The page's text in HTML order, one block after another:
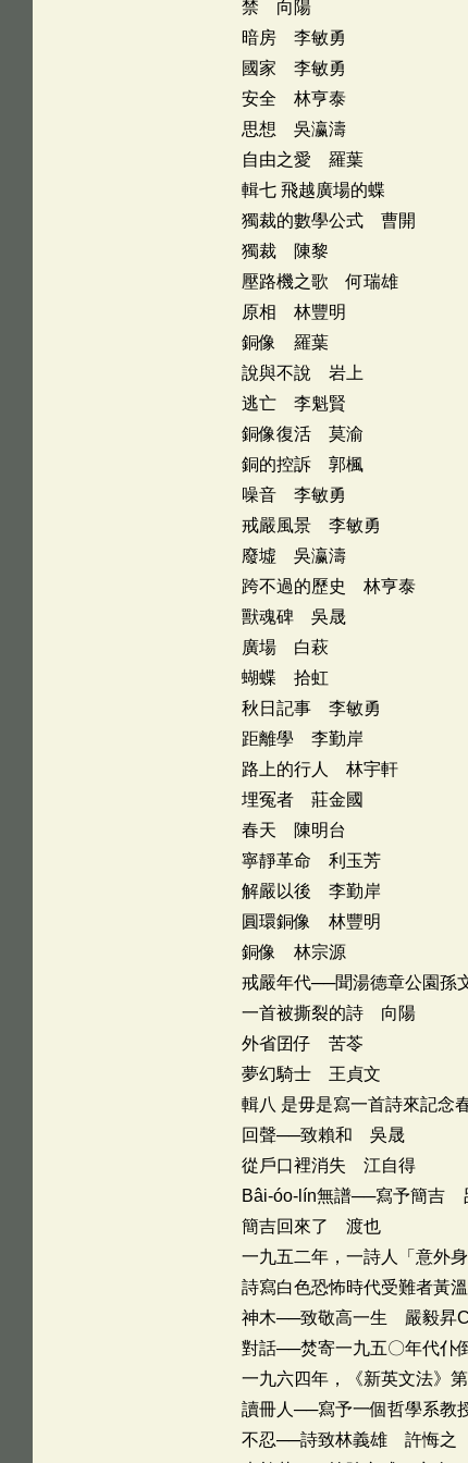
禁 向陽
暗房 李敏勇
國家 李敏勇
安全 林亨泰
思想 吳瀛濤
自由之愛 羅葉
輯七 飛越廣場的蝶
獨裁的數學公式 曹開
獨裁 陳黎
壓路機之歌 何瑞雄
原相 林豐明
銅像 羅葉
說與不說 岩上
逃亡 李魁賢
銅像復活 莫渝
銅的控訴 郭楓
噪音 李敏勇
戒嚴風景 李敏勇
廢墟 吳瀛濤
跨不過的歷史 林亨泰
獸魂碑 吳晟
廣場 白萩
蝴蝶 拾虹
秋日記事 李敏勇
距離學 李勤岸
路上的行人 林宇軒
埋冤者 莊金國
春天 陳明台
寧靜革命 利玉芳
解嚴以後 李勤岸
圓環銅像 林豐明
銅像 林宗源
戒嚴年代──聞湯德章公園
一首被撕裂的詩 向陽
外省囝仔 苦苓
夢幻騎士 王貞文
輯八 是毋是寫一首詩來記念
回聲──致賴和 吳晟
從戶口裡消失 江自得
Bâi-óo-lín無譜──寫予簡吉
簡吉回來了 渡也
一九五二年，一詩人「意外
詩寫白色恐怖時代受難者黃
神木──致敬高一生 嚴毅昇
對話──焚寄一九五〇年代
一九六四年，《新英文法》
讀冊人──寫予一個哲學系
不忍──詩致林義雄 許悔之